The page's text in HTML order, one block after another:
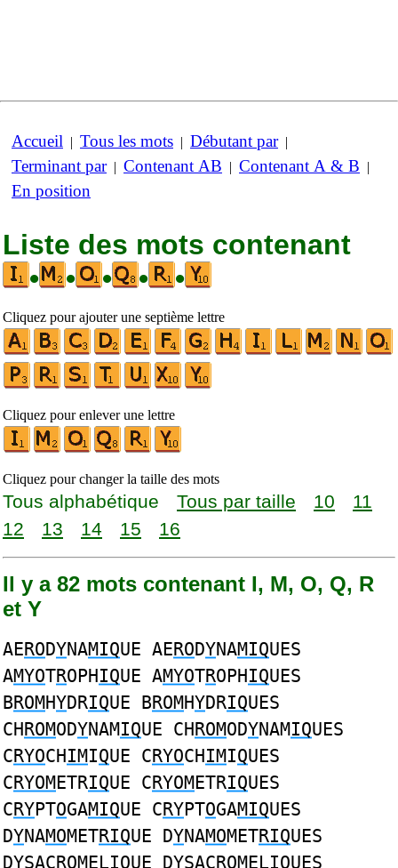
Accueil | Tous les mots | Débutant par|
Terminant par| Contenant AB | Contenant A & B |
En position
Liste des mots contenant
•
• • • •
Cliquez pour ajouter une septième lettre
Cliquez pour enlever une lettre
Cliquez pour changer la taille des mots
Tous alphabétique Tous par taille 10
11
12
13 14 15 16
Il y a 82 mots contenant I, M, O, Q, R
et Y
AERODYNAMIQUE AERODYNAMIQUES
AMYOTROPHIQUE AMYOTROPHIQUES
BROMHYDRIQUE BROMHYDRIQUES
CHROMODYNAMIQUE CHROMODYNAMIQUES
CRYOCHIMIQUE CRYOCHIMIQUES
CRYOMETRIQUE CRYOMETRIQUES
CRYPTOGAMIQUE CRYPTOGAMIQUES
DYNAMOMETRIQUE DYNAMOMETRIQUES
DYSACROMELIQUE DYSACROMELIQUES